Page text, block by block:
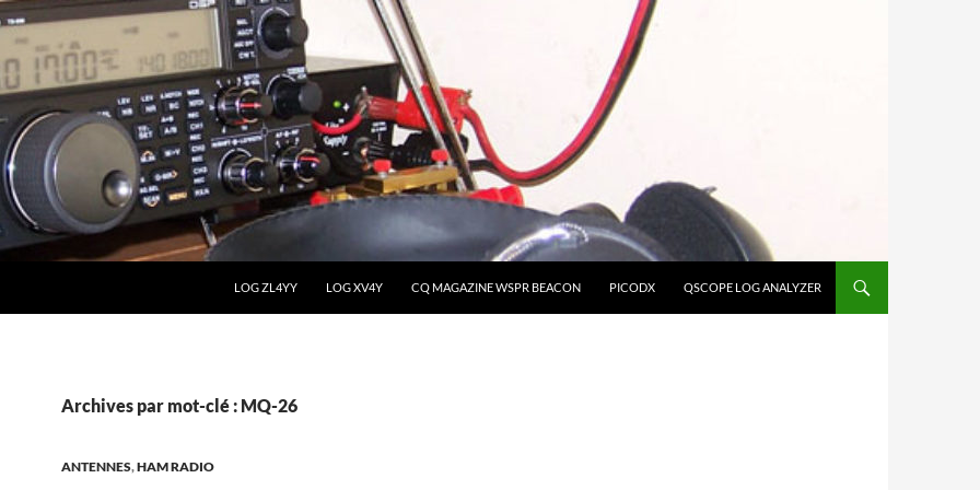
LOG ZL4YY LOG XV4Y CQ MAGAZINE WSPR BEACON PICODX QSCOPE LOG ANALYZER
Archives par mot-clé : MQ-26
ANTENNES,HAM RADIO